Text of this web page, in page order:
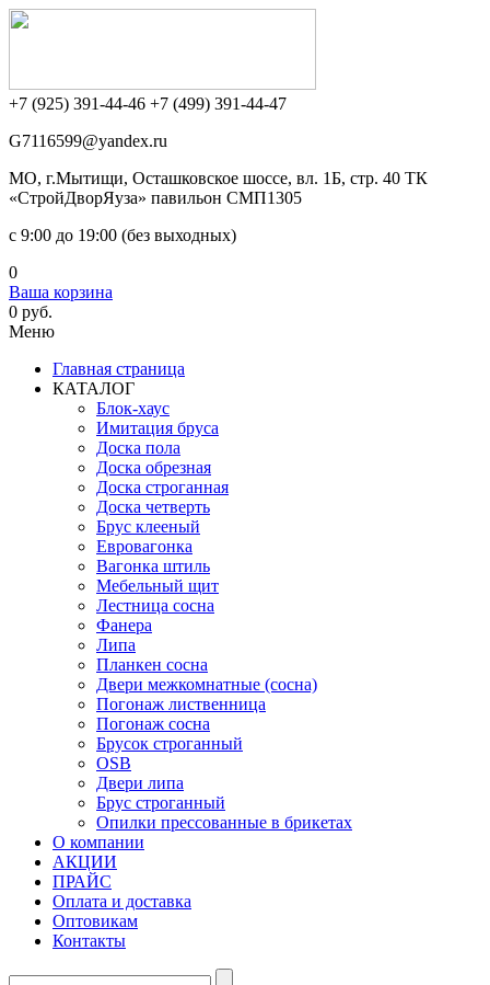
+7 (925) 391-44-46 +7 (499) 391-44-47
G7116599@yandex.ru
МО, г.Мытищи, Осташковское шоссе, вл. 1Б, стр. 40 ТК
«СтройДворЯуза» павильон СМП1305
c 9:00 до 19:00 (без выходных)
0
Ваша корзина
0 руб.
Меню
Главная страница
КАТАЛОГ
Блок-хаус
Имитация бруса
Доска пола
Доска обрезная
Доска строганная
Доска четверть
Брус клееный
Евровагонка
Вагонка штиль
Мебельный щит
Лестница сосна
Фанера
Липа
Планкен сосна
Двери межкомнатные (сосна)
Погонаж лиственница
Погонаж сосна
Брусок строганный
OSB
Двери липа
Брус строганный
Опилки прессованные в брикетах
О компании
АКЦИИ
ПРАЙС
Оплата и доставка
Оптовикам
Контакты